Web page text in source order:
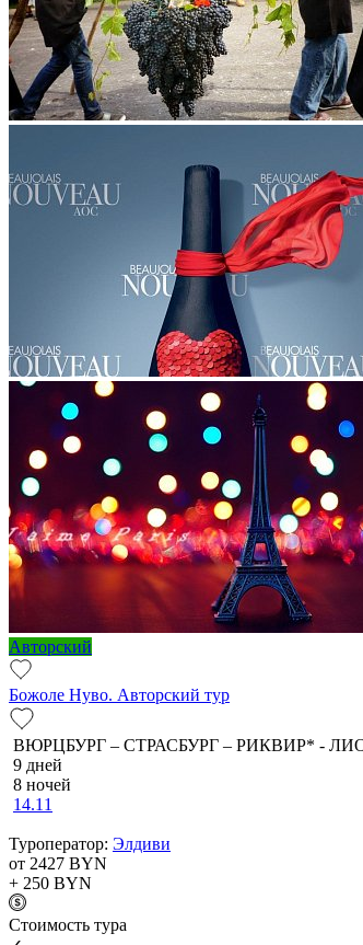
Авторский
Божоле Нуво. Авторский тур
ВЮРЦБУРГ – СТРАСБУРГ – РИКВИР* -
9 дней
8 ночей
14.11
Туроператор: Элдиви
от 2427 BYN
+ 250 BYN
Cтоимость тура